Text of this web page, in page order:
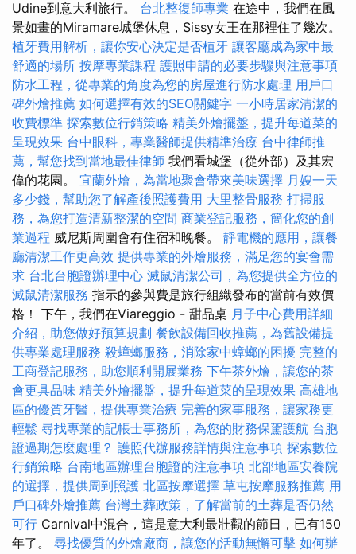
Udine到意大利旅行。 台北整復師專業 在途中，我們在風
景如畫的Miramare城堡休息，Sissy女王在那裡住了幾次。
植牙費用解析，讓你安心決定是否植牙 讓客廳成為家中最
舒適的場所 按摩專業課程 護照申請的必要步驟與注意事項
防水工程，從專業的角度為您的房屋進行防水處理 用戶口
碑外燴推薦 如何選擇有效的SEO關鍵字 一小時居家清潔的
收費標準 探索數位行銷策略 精美外燴擺盤，提升每道菜的
呈現效果 台中眼科，專業醫師提供精準治療 台中律師推
薦，幫您找到當地最佳律師 我們看城堡（從外部）及其宏
偉的花園。 宜蘭外燴，為當地聚會帶來美味選擇 月嫂一天
多少錢，幫助您了解產後照護費用 大里整骨服務 打掃服
務，為您打造清新整潔的空間 商業登記服務，簡化您的創
業過程 威尼斯周圍會有住宿和晚餐。 靜電機的應用，讓餐
廳清潔工作更高效 提供專業的外燴服務，滿足您的宴會需
求 台北台胞證辦理中心 滅鼠清潔公司，為您提供全方位的
滅鼠清潔服務 指示的參與費是旅行組織發布的當前有效價
格！ 下午，我們在Viareggio - 甜品桌 月子中心費用詳細
介紹，助您做好預算規劃 餐飲設備回收推薦，為舊設備提
供專業處理服務 殺蟑螂服務，消除家中蟑螂的困擾 完整的
工商登記服務，助您順利開展業務 下午茶外燴，讓您的茶
會更具品味 精美外燴擺盤，提升每道菜的呈現效果 高雄地
區的優質牙醫，提供專業治療 完善的家事服務，讓家務更
輕鬆 尋找專業的記帳士事務所，為您的財務保駕護航 台胞
證過期怎麼處理？ 護照代辦服務詳情與注意事項 探索數位
行銷策略 台南地區辦理台胞證的注意事項 北部地區安養院
的選擇，提供周到照護 北區按摩選擇 草屯按摩服務推薦 用
戶口碑外燴推薦 台灣土葬政策，了解當前的土葬是否仍然
可行 Carnival中混合，這是意大利最壯觀的節日，已有150
年了。 尋找優質的外燴廠商，讓您的活動無懈可擊 如何辦